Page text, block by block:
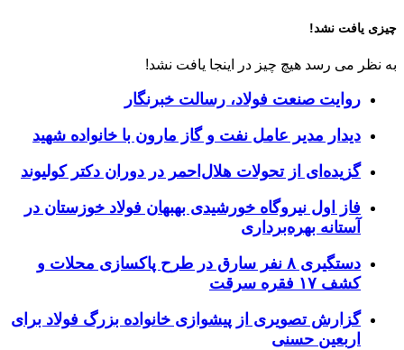
چیزی یافت نشد!
به نظر می رسد هیچ چیز در اینجا یافت نشد!
روایت صنعت فولاد،‌ رسالت خبرنگار
دیدار مدیر عامل نفت و گاز مارون با خانواده شهید
گزیده‌ای از تحولات هلال‌احمر در دوران دکتر کولیوند
فاز اول نیروگاه خورشیدی بهبهان فولاد خوزستان در
آستانه بهره‌برداری
دستگیری ۸ نفر سارق در طرح پاکسازی محلات و
کشف ۱۷ فقره سرقت
گزارش تصویری از پیشوازی خانواده بزرگ فولاد برای
اربعین حسنی